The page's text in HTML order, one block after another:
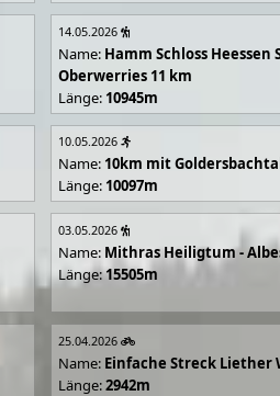
14.05.2026
Name: Hamm Schloss Heessen
Oberwerries 11 km
Länge: 10945m
10.05.2026
Name: 10km mit Goldersbachtal
Länge: 10097m
03.05.2026
Name: Mithras Heiligtum -
Länge:15505m
25.04.2026
Name: Einfache Streck Liether
Länge:2942m